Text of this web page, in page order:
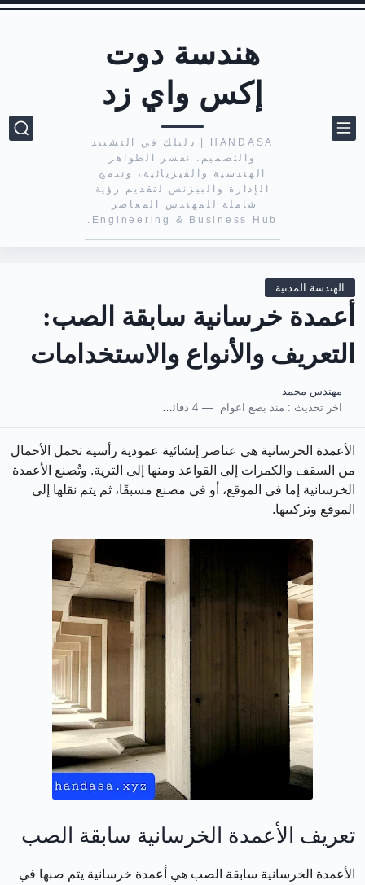
هندسة دوت
إكس واي زد
HANDASA | دليلك في التشييد
والتصميم. نفسر الظواهر
الهندسية والفيزيائية، وندمج
الإدارة والبيزنس لتقديم رؤية
شاملة للمهندس المعاصر.
Engineering & Business Hub.
الهندسة المدنية
أعمدة خرسانية سابقة الصب:
التعريف والأنواع والاستخدامات
مهندس محمد
اخر تحديث : منذ بضع اعوام 4 دقائق للقراءة
الأعمدة الخرسانية هي عناصر إنشائية عمودية رأسية تحمل الأحمال
من السقف والكمرات إلى القواعد ومنها إلى الترية. وتُصنع الأعمدة
الخرسانية إما في الموقع، أو في مصنع مسبقًا، ثم يتم نقلها إلى
الموقع وتركيبها.
تعريف الأعمدة الخرسانية سابقة الصب
الأعمدة الخرسانية سابقة الصب هي أعمدة خرسانية يتم صبها في